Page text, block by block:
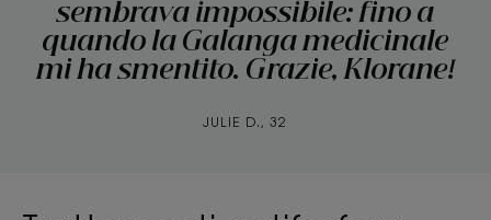
sembrava impossibile: fino a
quando la Galanga medicinale
mi ha smentito. Grazie, Klorane!
JULIE D., 32